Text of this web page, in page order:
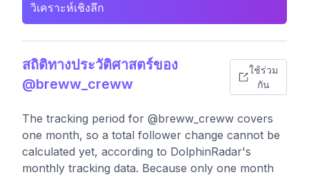
วิเคราะห์เชิงลึก
สถิติทางประวัติศาสตร์ของ
@breww_creww
ใช้ร่วม
กัน
The tracking period for @breww_creww covers
one month, so a total follower change cannot be
calculated yet, according to DolphinRadar's
monthly tracking data. Because only one month